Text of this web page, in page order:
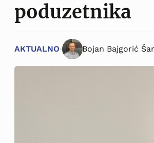
poduzetnika
AKTUALNO Bojan Bajgorić